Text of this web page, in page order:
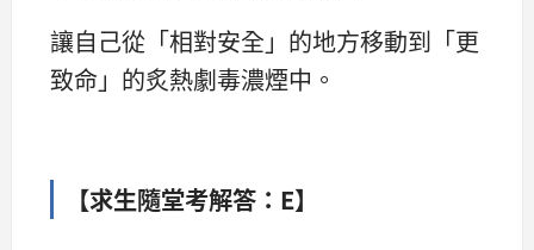
讓自己從「相對安全」的地方移動到「更
致命」的炙熱劇毒濃煙中。
【求生隨堂考解答：E】